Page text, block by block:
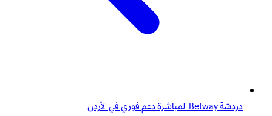
دردشة Betway المباشرة دعم فوري في الأردن